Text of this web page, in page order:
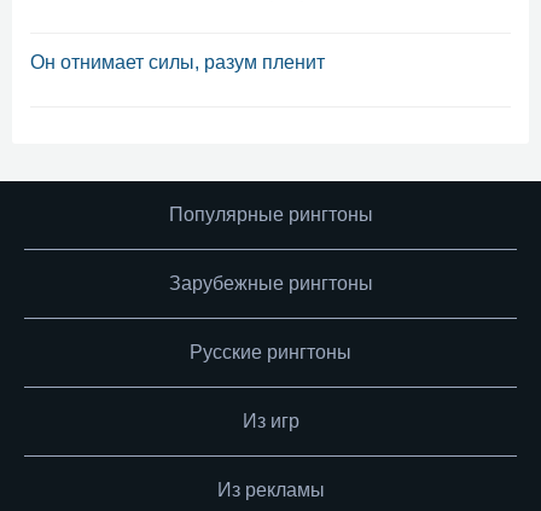
Он отнимает силы, разум пленит
Популярные рингтоны
Зарубежные рингтоны
Русские рингтоны
Из игр
Из рекламы